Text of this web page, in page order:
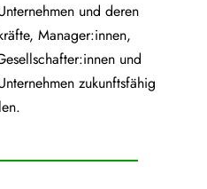
und deren
Manager:innen,
und
zukunftsfähig